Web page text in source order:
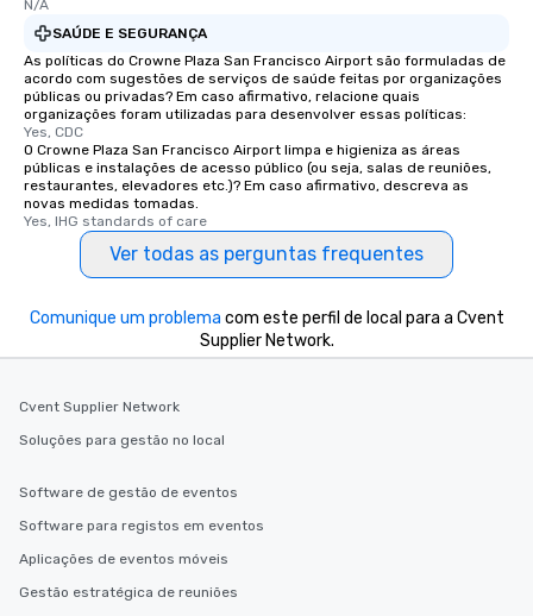
walking distance of each other. The
short stroll allows your group
members a chance to engage in prime
networking opportunities before
heading to the next place on your tour
itinerary. You Get a Dinner and a Show
Our tours offer an exquisite feast plus
entertainment. All tours include a
knowledgeable, professional guide
who leads the group on a walking tour,
offering engaging tidbits and
interactive experiences are included
along the way exclusively to our tours,
Different Types of Cuisine Our
several renowned restaurants in one
and your guests might not have
discovered otherwise on your own or
at a typical corporate dinner. We offer
in the city and dive into various
N/A
SAÚDE E SEGURANÇA
As políticas do Crowne Plaza San Francisco Airport são formuladas de
acordo com sugestões de serviços de saúde feitas por organizações
públicas ou privadas? Em caso afirmativo, relacione quais
organizações foram utilizadas para desenvolver essas políticas:
Yes, CDC
O Crowne Plaza San Francisco Airport limpa e higieniza as áreas
públicas e instalações de acesso público (ou seja, salas de reuniões,
restaurantes, elevadores etc.)? Em caso afirmativo, descreva as
novas medidas tomadas.
Yes, IHG standards of care
Ver todas as perguntas frequentes
Comunique um problema com este perfil de local para a Cvent
Supplier Network.
Cvent Supplier Network
Soluções para gestão no local
Software de gestão de eventos
Software para registos em eventos
Aplicações de eventos móveis
Gestão estratégica de reuniões